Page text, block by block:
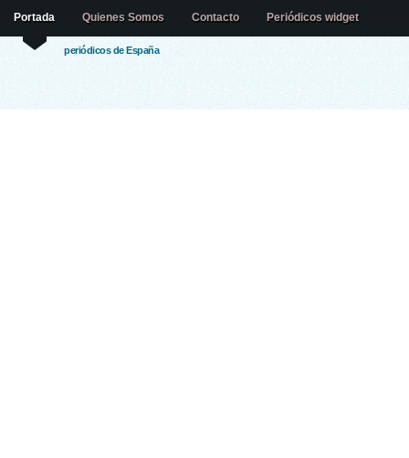
periódicos de España
Portada Quienes Somos Contacto Periódicos widget